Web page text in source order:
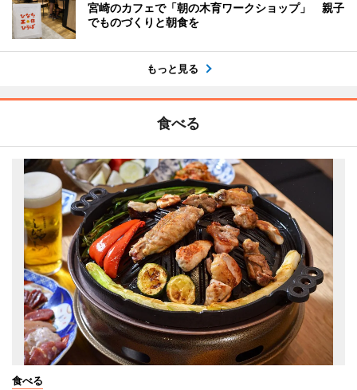
宮崎のカフェで「朝の木育ワークショップ」 親子
でものづくりと朝食を
もっと見る
食べる
食べる